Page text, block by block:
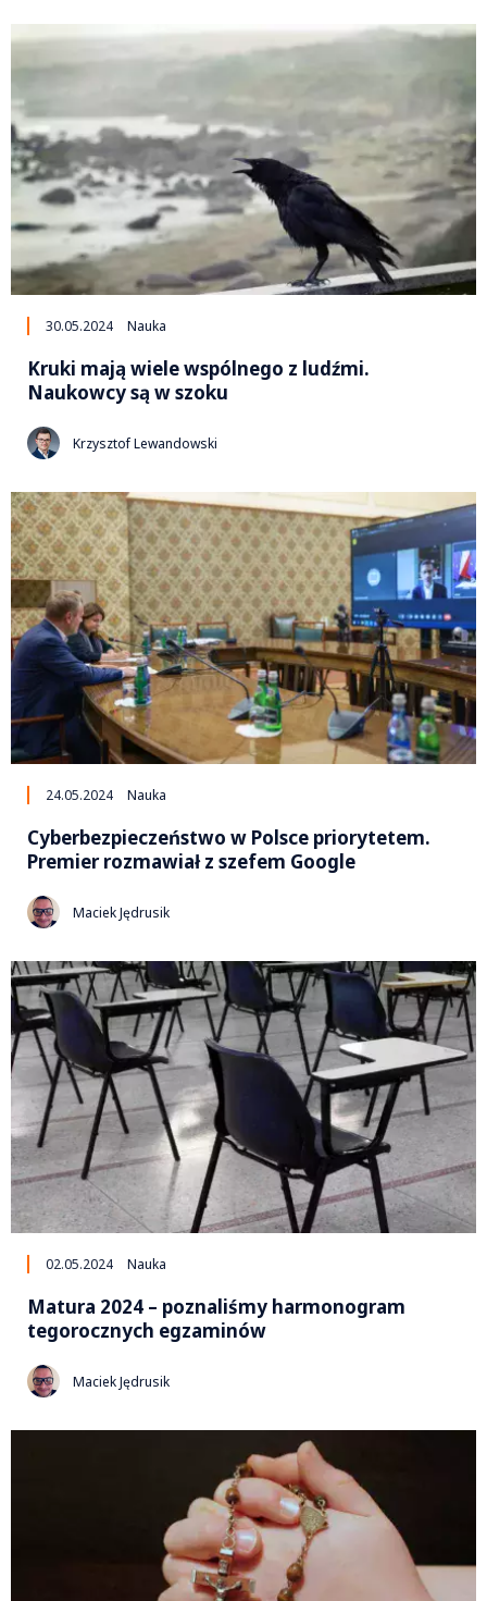
30.05.2024 Nauka
Kruki mają wiele wspólnego z ludźmi.
Naukowcy są w szoku
Krzysztof Lewandowski
24.05.2024 Nauka
Cyberbezpieczeństwo w Polsce priorytetem.
Premier rozmawiał z szefem Google
Maciek Jędrusik
02.05.2024 Nauka
Matura 2024 – poznaliśmy harmonogram
tegorocznych egzaminów
Maciek Jędrusik